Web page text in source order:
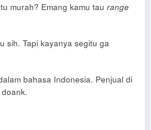
murah? Emang kamu tau range
sih. Tapi kayanya segitu ga
bahasa Indonesia. Penjual di